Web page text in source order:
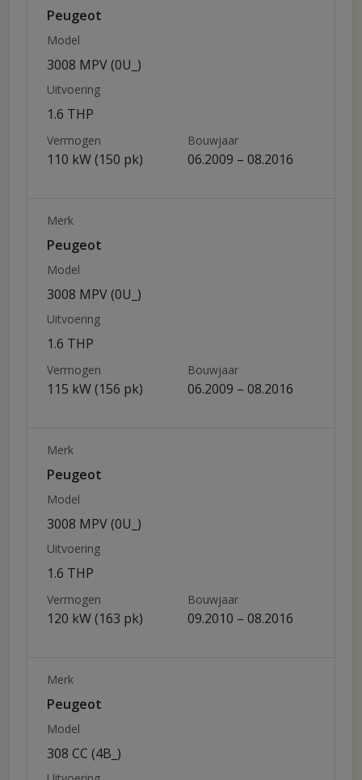
Peugeot
Model
3008 MPV (0U_)
Uitvoering
1.6 THP
Vermogen
110 kW (150 pk)
Bouwjaar
06.2009 – 08.2016
Merk
Peugeot
Model
3008 MPV (0U_)
Uitvoering
1.6 THP
Vermogen
115 kW (156 pk)
Bouwjaar
06.2009 – 08.2016
Merk
Peugeot
Model
3008 MPV (0U_)
Uitvoering
1.6 THP
Vermogen
120 kW (163 pk)
Bouwjaar
09.2010 – 08.2016
Merk
Peugeot
Model
308 CC (4B_)